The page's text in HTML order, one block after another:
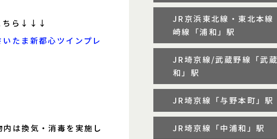
ちら↓↓↓
たま新都心ツインプレ
は換気・消毒を実施し
JR京浜東北線・東北本線
崎線「浦和」駅
JR埼京線/武蔵野線「武
和」駅
JR埼京線「与野本町」駅
JR埼京線「中浦和」駅